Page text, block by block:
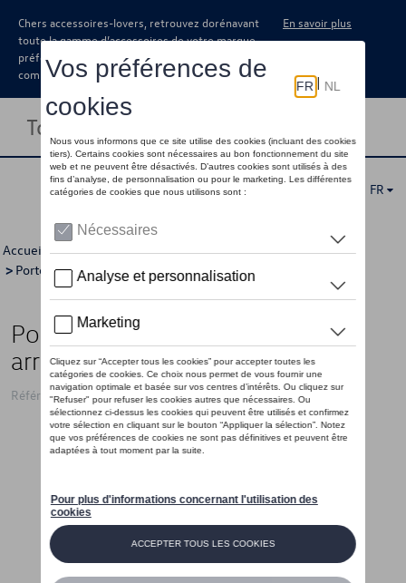
Chers accessoires-lovers, retrouvez dorénavant
toute la gamme d’accessoires de votre marque
préférée sous forme de catalogue à
commander auprès de votre concessionaire.
En savoir plus
Toggle navigation
FR
Accueil >Catalogue Volkswagen >Transport >Porte-vélos
> Porte-vélos dans le coffre > Détail
Porte-vélos pour la porte d'aile
arrière, 2 vélos, max. 35 kg
Référence: 7C4071104C